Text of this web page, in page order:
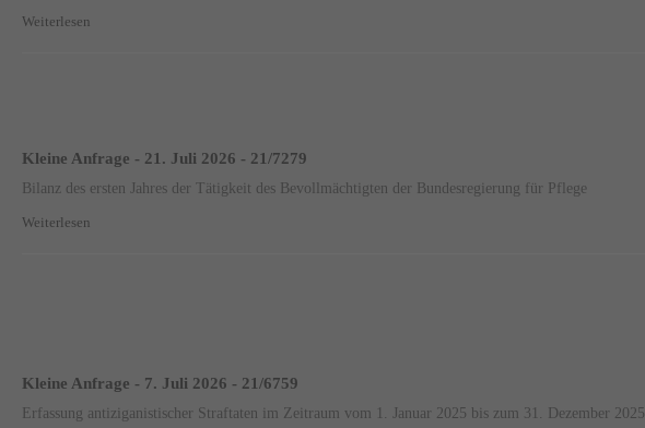
Weiterlesen
Kleine Anfrage - 21. Juli 2026 - 21/7279
Bilanz des ersten Jahres der Tätigkeit des Bevollmächtigten der Bundesregierung für Pflege
Weiterlesen
Kleine Anfrage - 7. Juli 2026 - 21/6759
Erfassung antiziganistischer Straftaten im Zeitraum vom 1. Januar 2025 bis zum 31. Dezember 2025